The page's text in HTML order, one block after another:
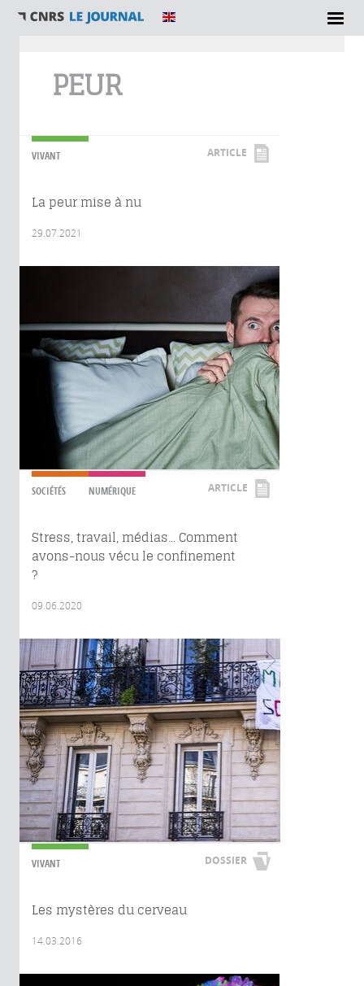
PEUR
VIVANT ARTICLE
La peur mise à nu
29.07.2021
SOCIÉTÉS NUMÉRIQUE ARTICLE
Stress, travail, médias... Comment
avons-nous vécu le confinement
?
09.06.2020
VIVANT DOSSIER
Les mystères du cerveau
14.03.2016